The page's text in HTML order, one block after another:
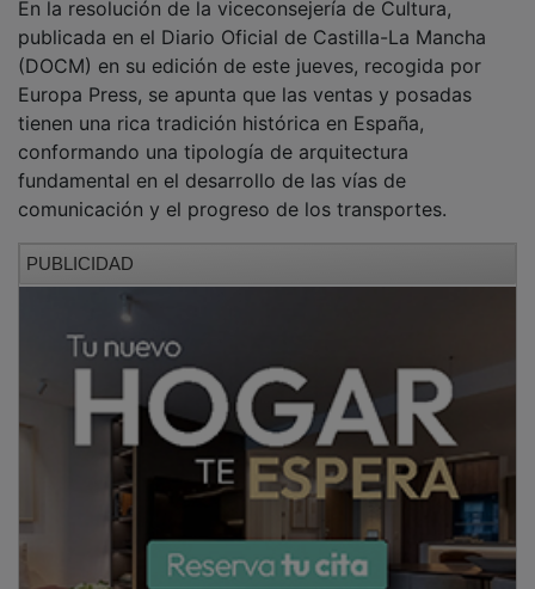
publicada en el Diario Oficial de Castilla-La Mancha
(DOCM) en su edición de este jueves, recogida por
Europa Press, se apunta que las ventas y posadas
tienen una rica tradición histórica en España,
conformando una tipología de arquitectura
fundamental en el desarrollo de las vías de
comunicación y el progreso de los transportes.
En este sentido, apuntan que son bienes esenciales en
la historia, apuntando al valor etnográfico de estos
edificios reconocido el la Ley de Patrimonio Cultural
de Castilla-La Mancha.
En el caso de la Venta de Aragoncillo, el volumen
principal es un caserón de planta rectangular, de dos
plantas, que incluía una zona privada, de residencia de
los venteros y su familia, con almacenes y cuadras, y
otra pública, de recepción y alojamiento de trajinantes
y viajeros, con áreas comunes (zaguán, cocina,